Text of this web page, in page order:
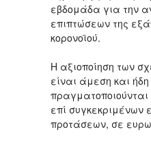
εβδομάδα για την
επιπτώσεων της
κορoνοϊού.
Η αξιοποίηση των
είναι άμεση και
πραγματοποιούνται
επί συγκεκριμένων
προτάσεων, σε